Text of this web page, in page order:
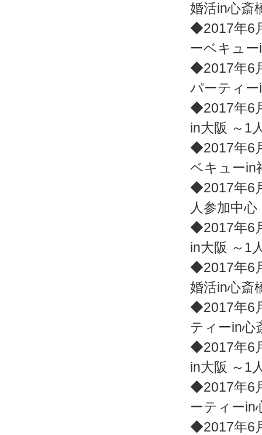
婚活in心斎
◆2017年6
ーベキュ
◆2017年6
パーティー
◆2017年6
in大阪 ～1
◆2017年6
ベキューin
◆2017年6
人参加中
◆2017年6
in大阪 ～1
◆2017年6
婚活in心斎
◆2017年6
ティーin心
◆2017年6
in大阪 ～1
◆2017年6
ーティーin
◆2017年6